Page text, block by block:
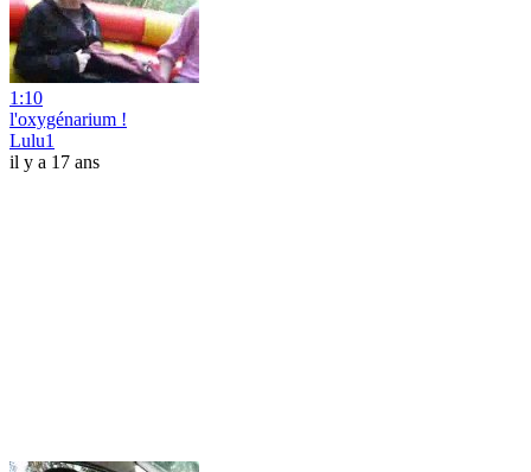
1:10
l'oxygénarium !
Lulu1
il y a 17 ans